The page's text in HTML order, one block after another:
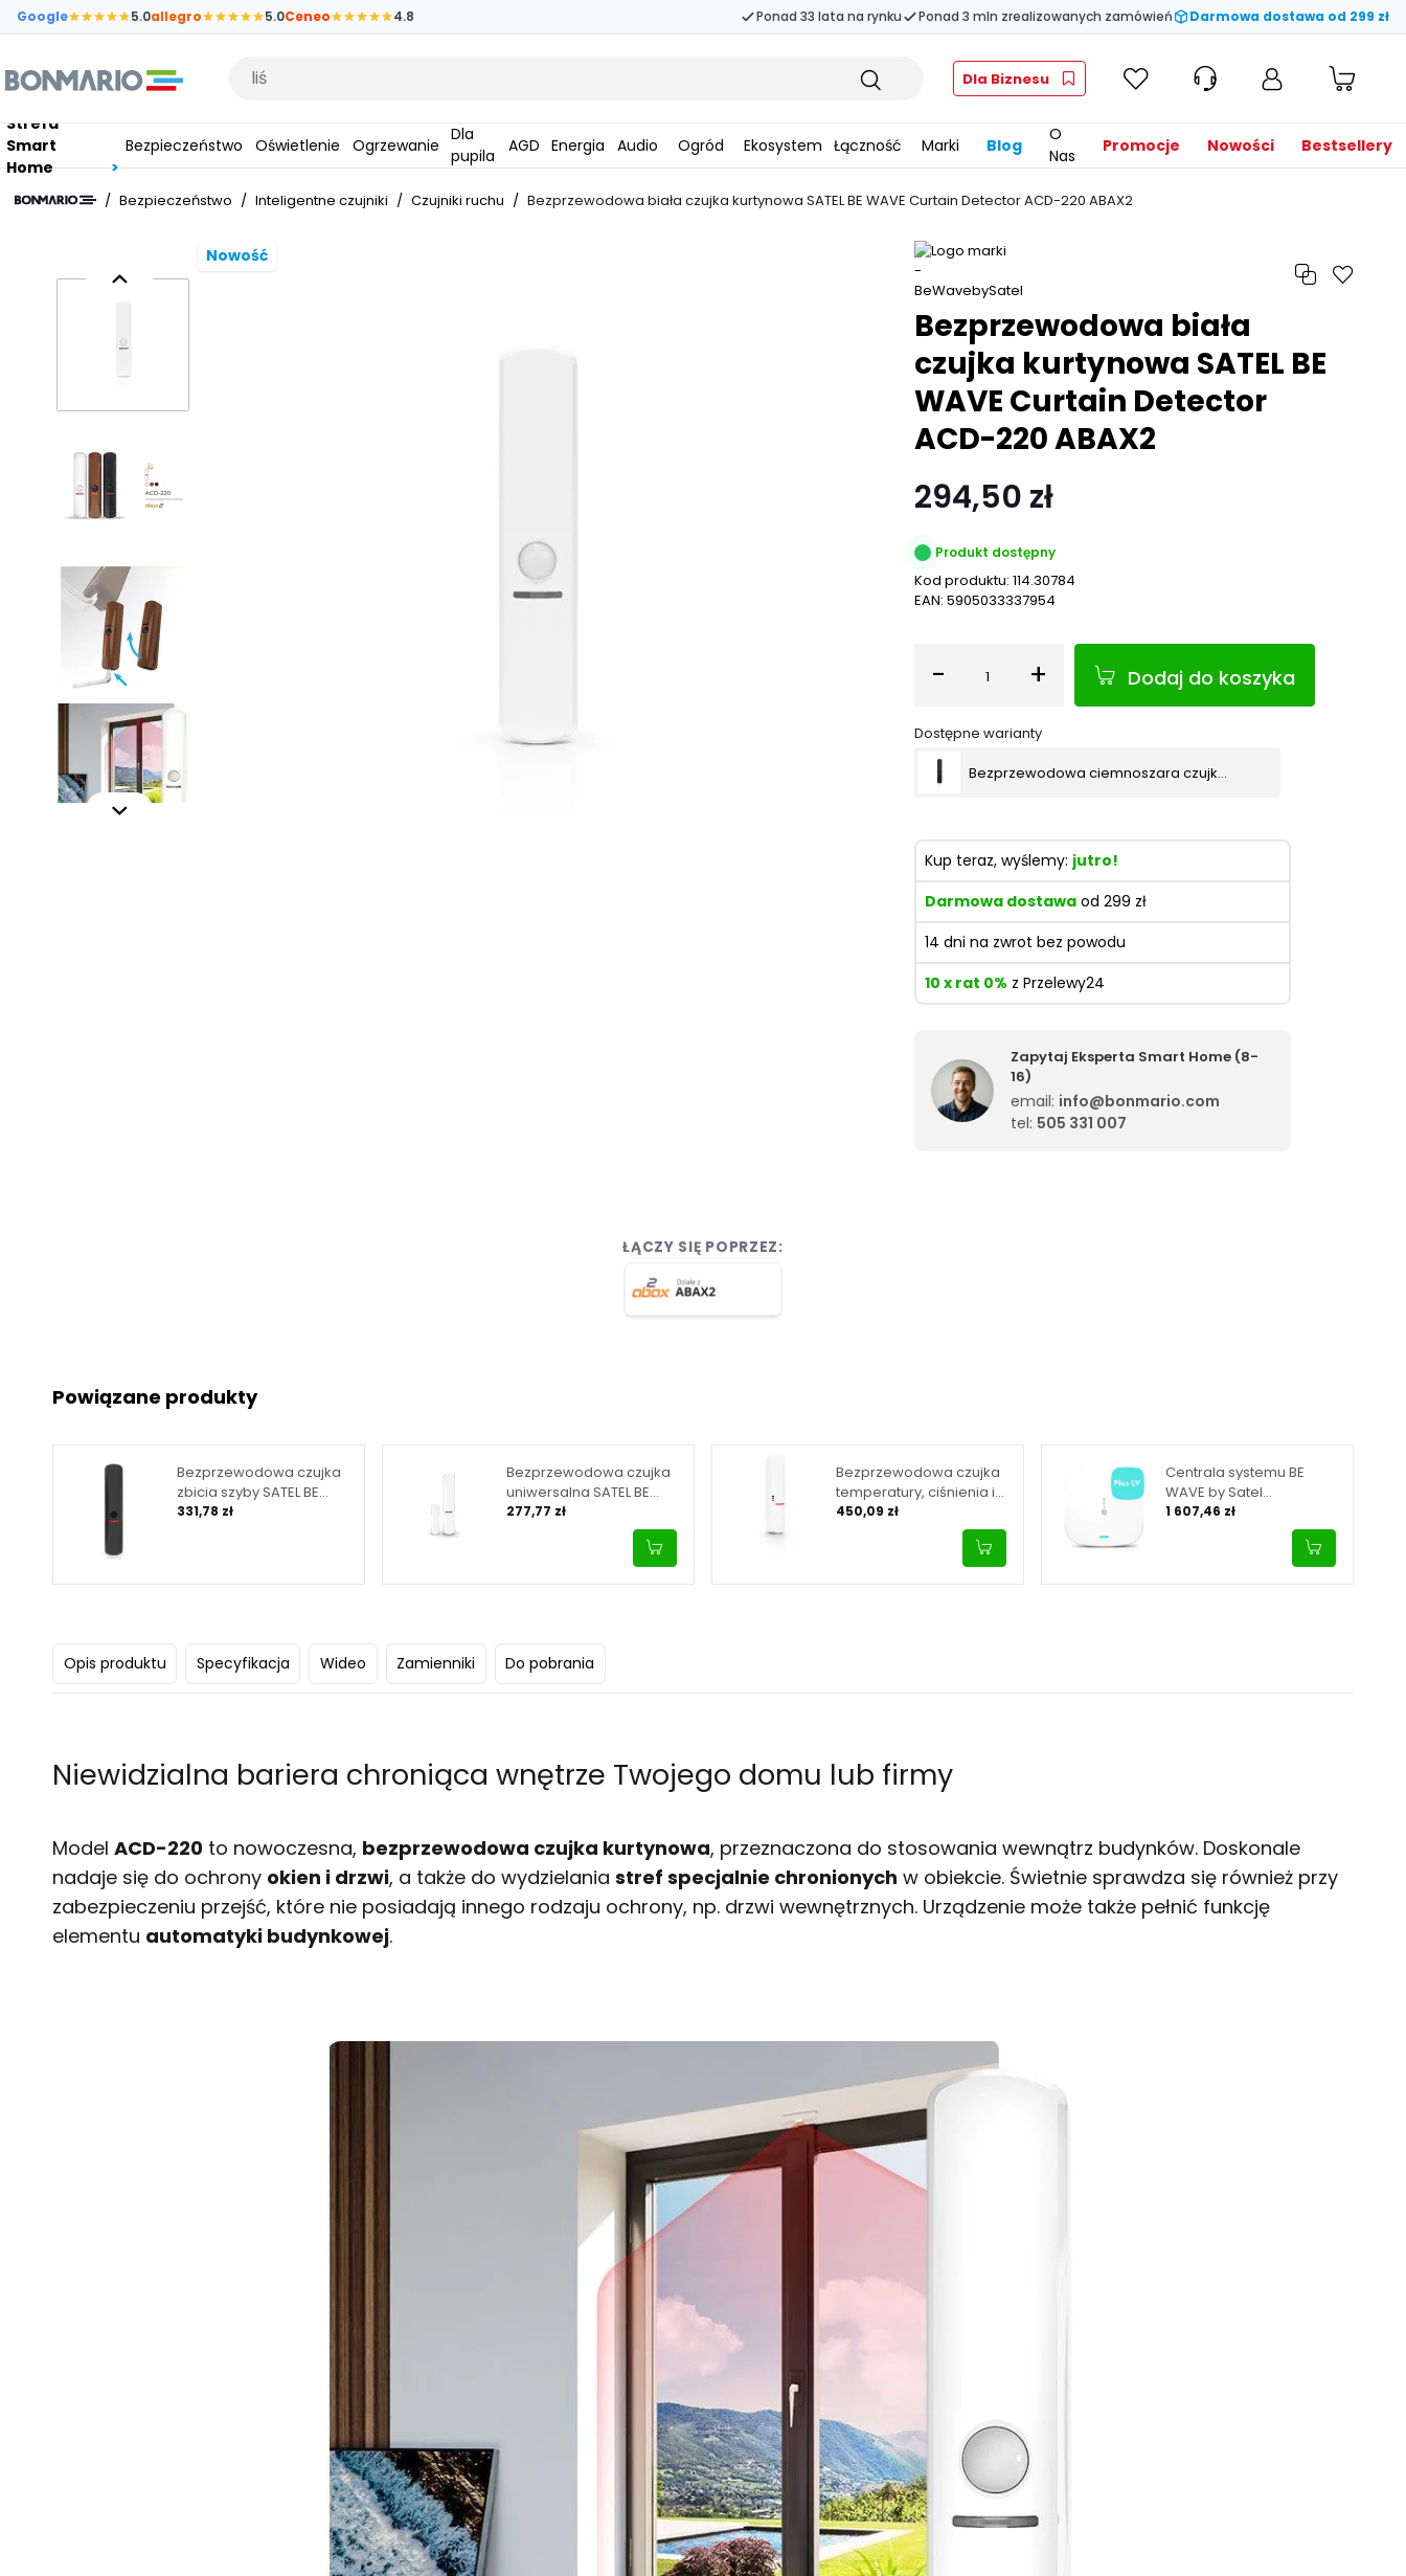
Przejdź do głównej zawartości strony
Google 5.0allegro 5.0Ceneo 4.8 Ponad 33 lata na rynku Ponad 3 mln zrealizowanych zamówień Darmowa dostawa od 299 zł
Wpisz czego szukasz Dla Biznesu
Strefa
Smart
Home
Bezpieczeństwo Oświetlenie Ogrzewanie
Dla
pupila
AGD Energia Audio Ogród Ekosystem Łączność Marki Blog
O
Nas
Promocje Nowości Bestsellery
/ Bezpieczeństwo / Inteligentne czujniki / Czujniki ruchu / Bezprzewodowa biała czujka kurtynowa SATEL BE WAVE Curtain Detector ACD-220 ABAX2
ŁĄCZY SIĘ POPRZEZ:
Powiązane produkty
Bezprzewodowa czujka
zbicia szyby SATEL BE
WAVE - ciemnoszara
331,78 zł
Bezprzewodowa czujka
uniwersalna SATEL BE
WAVE - biały Multipurpose
277,77 zł
Bezprzewodowa czujka
temperatury, ciśnienia i
wilgotności SATEL BE
WAVE - biała Multi Sensor
450,09 zł
Centrala systemu BE
WAVE by Satel
(wbudowany moduł GSM,
zasilanie 9-28 V DC)
1 607,46 zł
Opis produktu Specyfikacja Wideo Zamienniki Do pobrania
Niewidzialna bariera chroniąca wnętrze Twojego domu lub firmy
Model ACD-220 to nowoczesna, bezprzewodowa czujka kurtynowa, przeznaczona do stosowania wewnątrz budynków. Doskonale
nadaje się do ochrony okien i drzwi, a także do wydzielania stref specjalnie chronionych w obiekcie. Świetnie sprawdza się również przy
zabezpieczeniu przejść, które nie posiadają innego rodzaju ochrony, np. drzwi wewnętrznych. Urządzenie może także pełnić funkcję
elementu automatyki budynkowej.
Bezprzewodowa biała
czujka kurtynowa SATEL BE
WAVE Curtain Detector
ACD-220 ABAX2
294,50 zł
Produkt dostępny
Kod produktu: 114.30784
EAN: 5905033337954
- Ilość + Dodaj do koszyka
Dostępne warianty
Bezprzewodowa ciemnoszara czujka kurtynowa SATEL BE WAVE Curtain Detector ACD-220 DG
Kup teraz, wyślemy: jutro!
Darmowa dostawa od 299 zł
14 dni na zwrot bez powodu
10 x rat 0% z Przelewy24
Zapytaj Eksperta Smart Home (8-
16)
email: info@bonmario.com
tel: 505 331 007
Nowość